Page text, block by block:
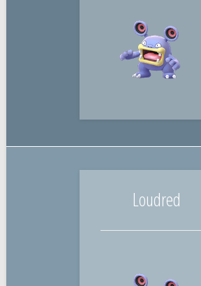
Loudred